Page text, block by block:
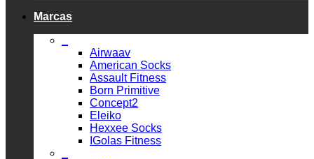
Marcas
Airwaav
American Socks
Assault Fitness
Born Primitive
Concept2
Eleiko
Hexxee Socks
IGolas Fitness